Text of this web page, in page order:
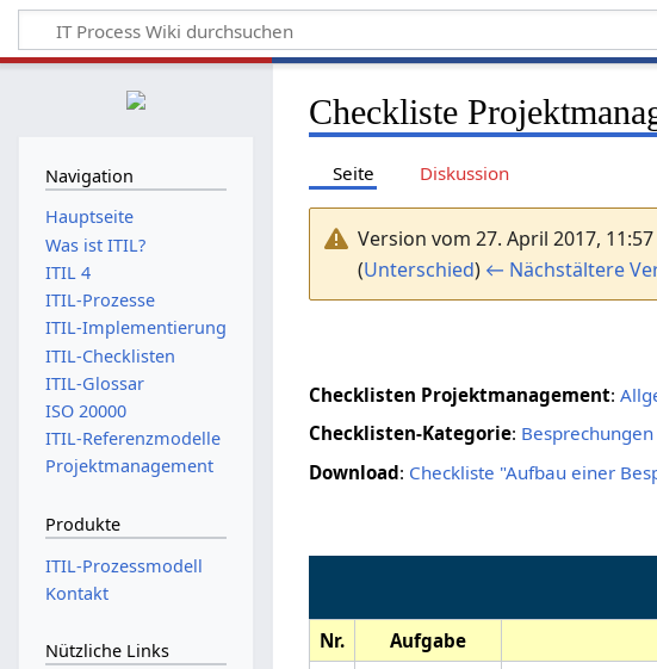
Checkliste
Seite Diskussion
Version vom 27. April 2017,
(Unterschied) ← Nächstältere
Checklisten Projektmanagement:
Checklisten-Kategorie:
Download: Checkliste "Aufbau einer
Nr. Aufgabe
Navigation
Hauptseite
Was ist ITIL?
ITIL 4
ITIL-Prozesse
ITIL-Implementierung
ITIL-Checklisten
ITIL-Glossar
ISO 20000
ITIL-Referenzmodelle
Projektmanagement
Produkte
ITIL-Prozessmodell
Kontakt
Nützliche Links